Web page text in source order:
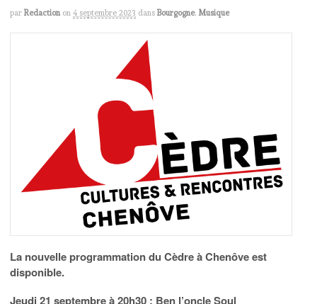
par Redaction on 4 septembre 2023 dans Bourgogne, Musique
La nouvelle programmation du Cèdre à Chenôve est
disponible.
Jeudi 21 septembre à 20h30 : Ben l’oncle Soul